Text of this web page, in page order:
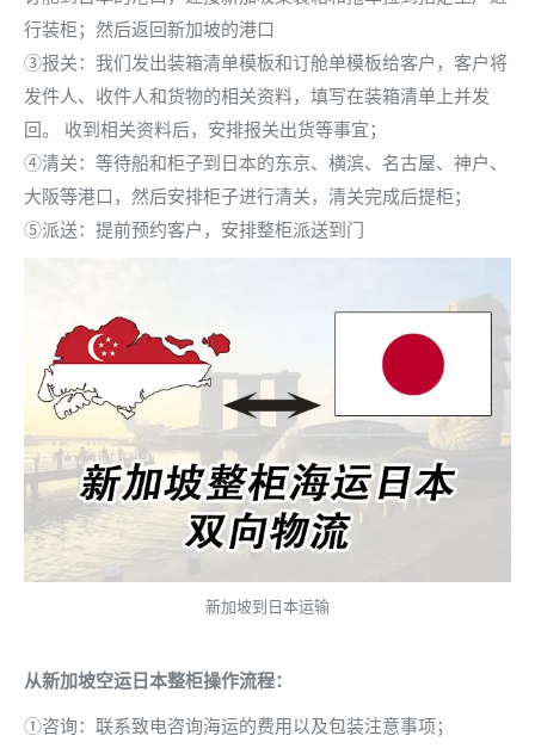
行装柜；然后返回新加坡的港口
③报关：我们发出装箱清单模板和订舱单模板给客户，客户将
发件人、收件人和货物的相关资料，填写在装箱清单上并发
回。 收到相关资料后，安排报关出货等事宜；
④清关：等待船和柜子到日本的东京、横滨、名古屋、神户、
大阪等港口，然后安排柜子进行清关，清关完成后提柜；
⑤派送：提前预约客户，安排整柜派送到门
新加坡到日本运输
从新加坡空运日本整柜操作流程：
①咨询：联系致电咨询海运的费用以及包装注意事项；